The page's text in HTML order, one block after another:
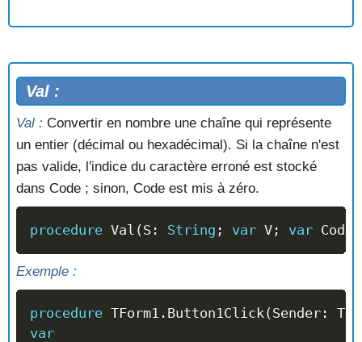
Val :
Val : Convertir en nombre une chaîne qui représente
un entier (décimal ou hexadécimal). Si la chaîne n'est
pas valide, l'indice du caractère erroné est stocké
dans Code ; sinon, Code est mis à zéro.
procedure Val (S : String ; var V ; var Code
Exemple :
procedure TForm1 . Button1Click (Sender :
var